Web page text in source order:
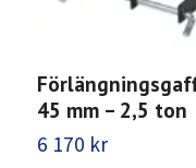
45 mm – 2,5 ton
6 170 kr